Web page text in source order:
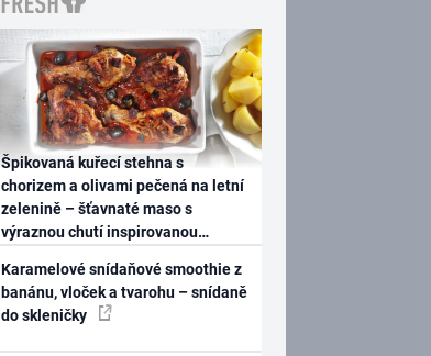
Špikovaná kuřecí stehna s
chorizem a olivami pečená na letní
zelenině – šťavnaté maso s
výraznou chutí inspirovanou
Karamelové snídaňové smoothie z
banánu, vloček a tvarohu – snídaně
do skleničky